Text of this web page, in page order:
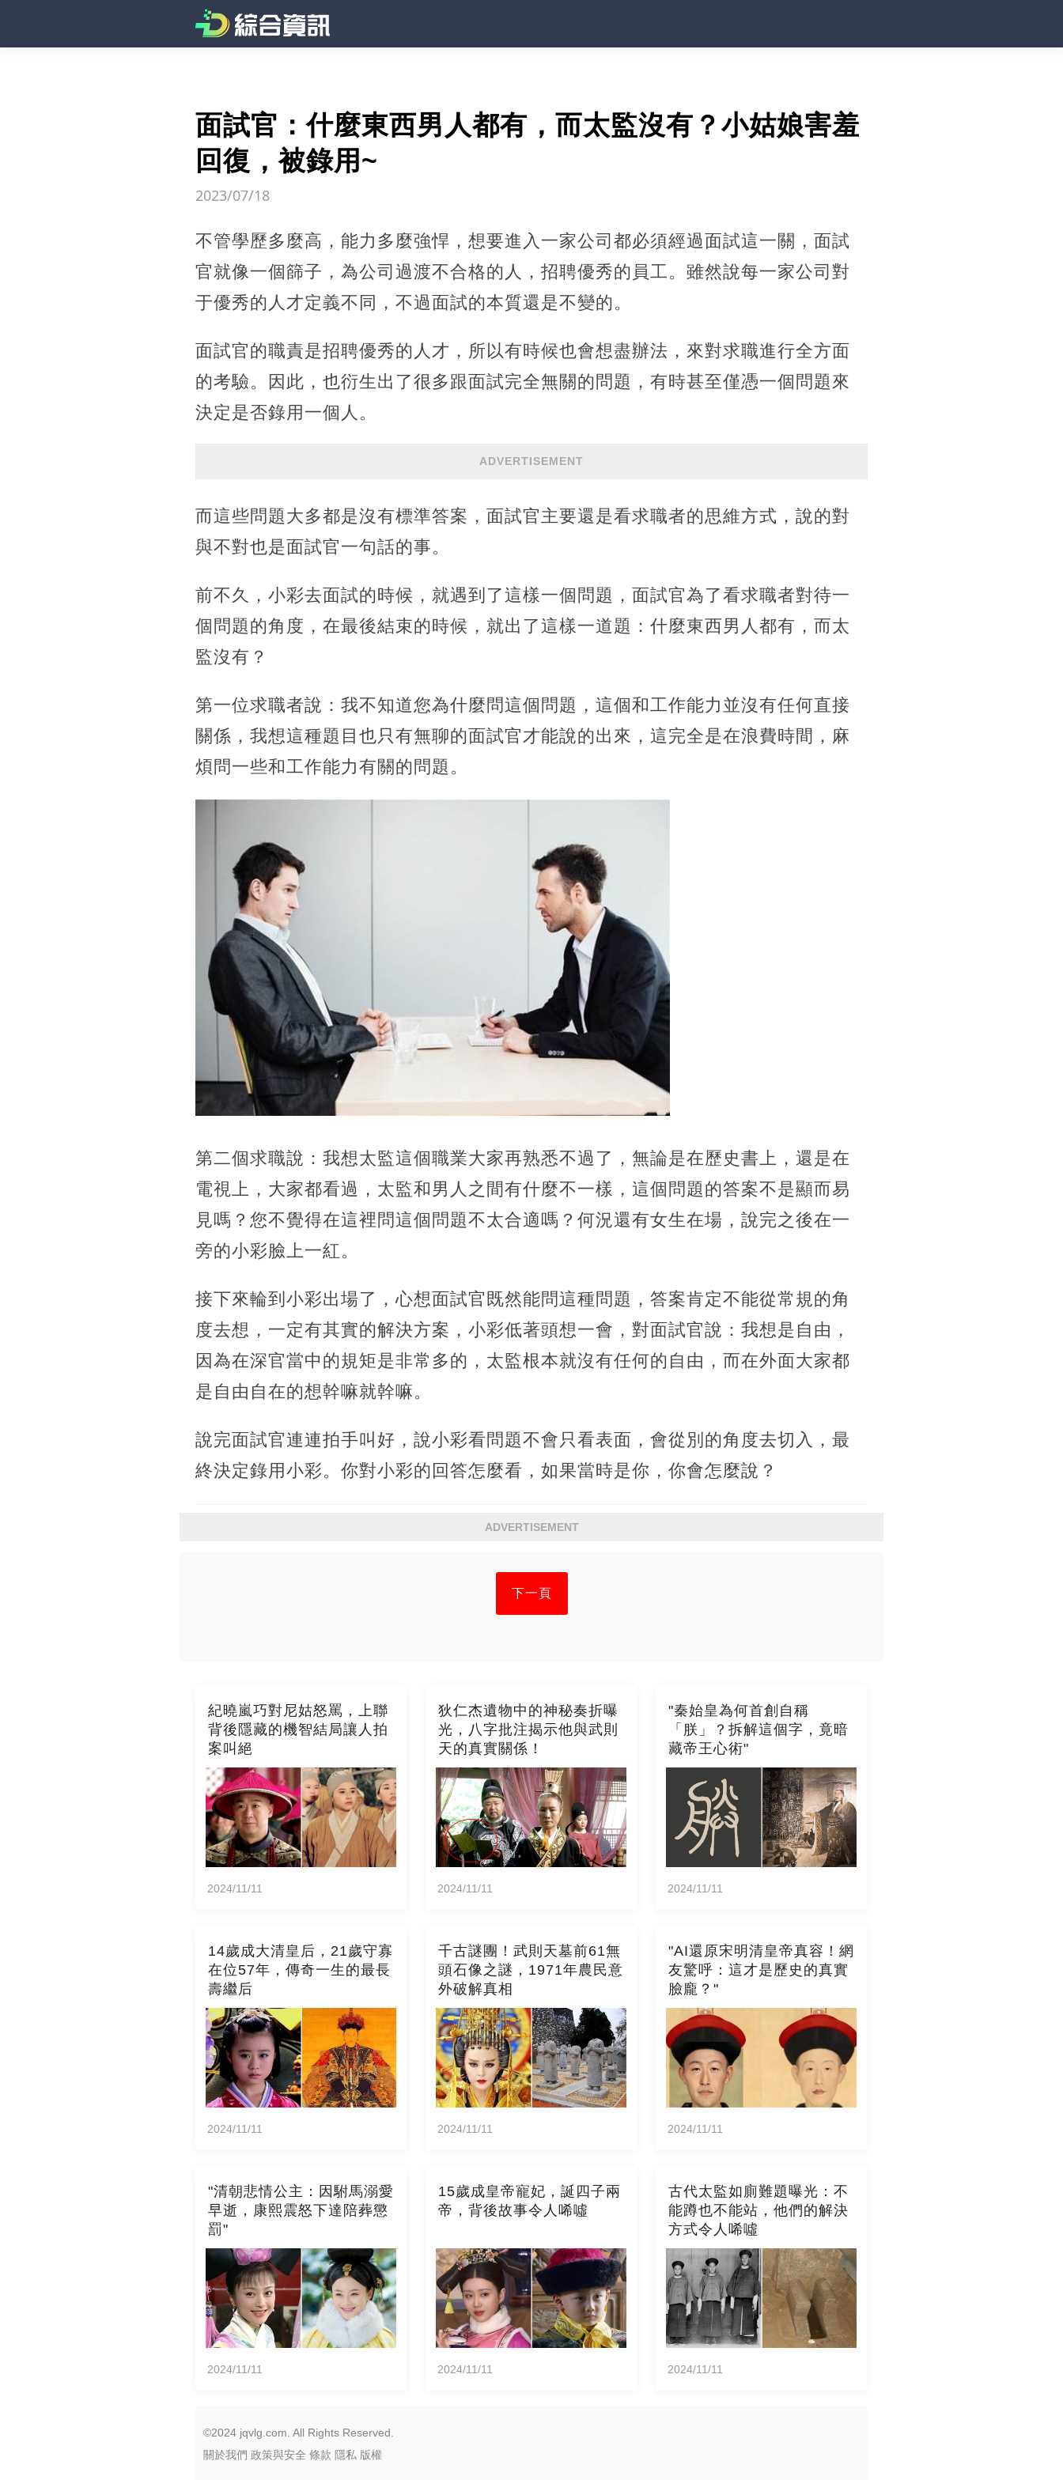
面試官：什麼東西男人都有，而太監沒有？小姑娘害羞
回復，被錄用~
2023/07/18
不管學歷多麼高，能力多麼強悍，想要進入一家公司都必須經過面試這一關，面試
官就像一個篩子，為公司過渡不合格的人，招聘優秀的員工。雖然說每一家公司對
于優秀的人才定義不同，不過面試的本質還是不變的。
面試官的職責是招聘優秀的人才，所以有時候也會想盡辦法，來對求職進行全方面
的考驗。因此，也衍生出了很多跟面試完全無關的問題，有時甚至僅憑一個問題來
決定是否錄用一個人。
ADVERTISEMENT
而這些問題大多都是沒有標準答案，面試官主要還是看求職者的思維方式，說的對
與不對也是面試官一句話的事。
前不久，小彩去面試的時候，就遇到了這樣一個問題，面試官為了看求職者對待一
個問題的角度，在最後結束的時候，就出了這樣一道題：什麼東西男人都有，而太
監沒有？
第一位求職者說：我不知道您為什麼問這個問題，這個和工作能力並沒有任何直接
關係，我想這種題目也只有無聊的面試官才能說的出來，這完全是在浪費時間，麻
煩問一些和工作能力有關的問題。
第二個求職說：我想太監這個職業大家再熟悉不過了，無論是在歷史書上，還是在
電視上，大家都看過，太監和男人之間有什麼不一樣，這個問題的答案不是顯而易
見嗎？您不覺得在這裡問這個問題不太合適嗎？何況還有女生在場，說完之後在一
旁的小彩臉上一紅。
接下來輪到小彩出場了，心想面試官既然能問這種問題，答案肯定不能從常規的角
度去想，一定有其實的解決方案，小彩低著頭想一會，對面試官說：我想是自由，
因為在深官當中的規矩是非常多的，太監根本就沒有任何的自由，而在外面大家都
是自由自在的想幹嘛就幹嘛。
說完面試官連連拍手叫好，說小彩看問題不會只看表面，會從別的角度去切入，最
終決定錄用小彩。你對小彩的回答怎麼看，如果當時是你，你會怎麼說？
ADVERTISEMENT
下一頁
紀曉嵐巧對尼姑怒罵，上聯
背後隱藏的機智結局讓人拍
案叫絕
2024/11/11
狄仁杰遺物中的神秘奏折曝
光，八字批注揭示他與武則
天的真實關係！
2024/11/11
"秦始皇為何首創自稱
「朕」？拆解這個字，竟暗
藏帝王心術"
2024/11/11
14歲成大清皇后，21歲守寡
在位57年，傳奇一生的最長
壽繼后
2024/11/11
千古謎團！武則天墓前61無
頭石像之謎，1971年農民意
外破解真相
2024/11/11
"AI還原宋明清皇帝真容！網
友驚呼：這才是歷史的真實
臉龐？"
2024/11/11
"清朝悲情公主：因駙馬溺愛
早逝，康熙震怒下達陪葬懲
罰"
2024/11/11
15歲成皇帝寵妃，誕四子兩
帝，背後故事令人唏噓
2024/11/11
古代太監如廁難題曝光：不
能蹲也不能站，他們的解決
方式令人唏噓
2024/11/11
©2024 jqvlg.com. All Rights Reserved.
關於我們 政策與安全 條款 隱私 版權